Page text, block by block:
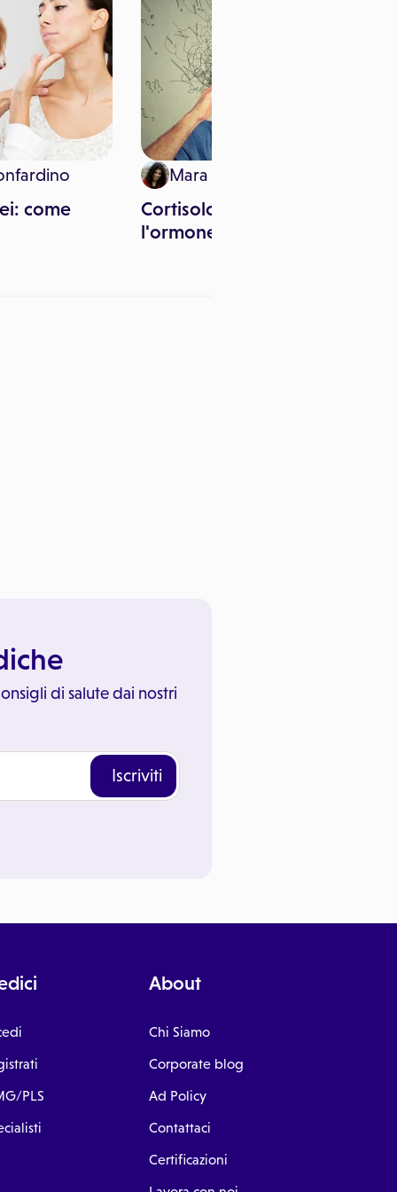
come
Mara Pitari
Cortisolo: come ridurre
l'ormone dello stress
di salute dai nostri
Iscriviti
PLS
About
Chi Siamo
Corporate blog
Ad Policy
Contattaci
Certificazioni